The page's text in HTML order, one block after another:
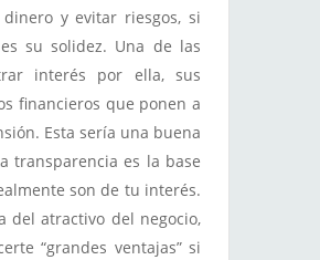
y evitar riesgos, si
su solidez. Una de las
interés por ella, sus
financieros que ponen a
Esta sería una buena
transparencia es la base
son de tu interés.
del atractivo del negocio,
“grandes ventajas” si